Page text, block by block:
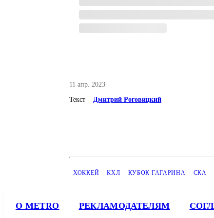
11 апр. 2023
Текст Дмитрий Роговицкий
ХОККЕЙ КХЛ КУБОК ГАГАРИНА СКА
О METRO РЕКЛАМОДАТЕЛЯМ